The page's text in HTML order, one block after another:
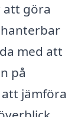
att göra
med att
på
jämföra